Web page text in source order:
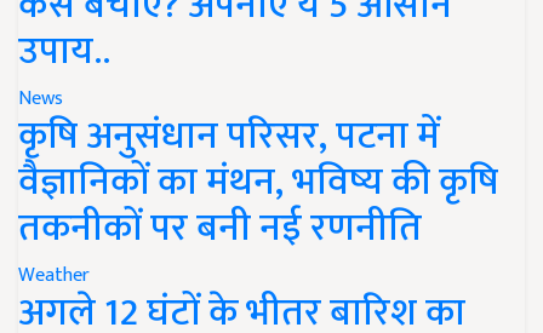
उपाय..
News
कृषि अनुसंधान परिसर, पटना में
वैज्ञानिकों का मंथन, भविष्य की कृषि
तकनीकों पर बनी नई रणनीति
Weather
अगले 12 घंटों के भीतर बारिश का